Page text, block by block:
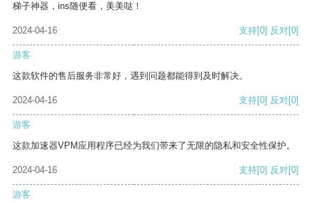
梯子神器，ins随便看，美美哒！
2024-04-16 支持[0] 反对[0]
游客
这款软件的售后服务非常好，遇到问题都能得到及时解决。
2024-04-16 支持[0] 反对[0]
游客
这款加速器VPM应用程序已经为我们带来了无限的隐私和安全性保护。
2024-04-16 支持[0] 反对[0]
游客